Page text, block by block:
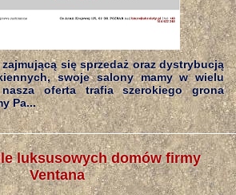
się sprzedaż oraz dystrybucją
swoje salony mamy w wielu
oferta trafia szerokiego grona
Pa...
luksusowych domów firmy
Ventana